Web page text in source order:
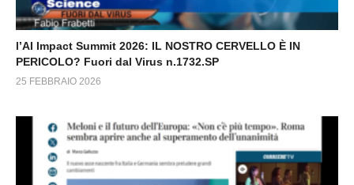
l’AI Impact Summit 2026: IL NOSTRO CERVELLO È IN
PERICOLO? Fuori dal Virus n.1732.SP
25 FEBBRAIO 2026